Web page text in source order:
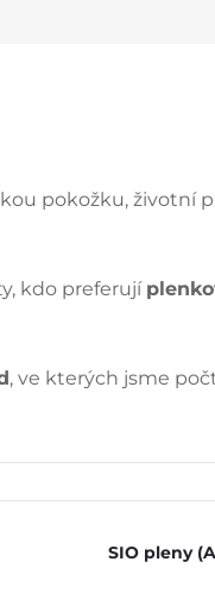
pokožku, životní
kdo preferují
, ve kterých jsme
SIO pleny